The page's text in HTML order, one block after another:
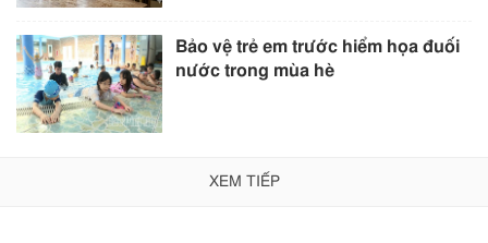
Bảo vệ trẻ em trước hiểm họa đuối
nước trong mùa hè
XEM TIẾP